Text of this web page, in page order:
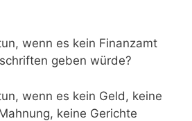
wenn es kein Finanzamt
geben würde?
wenn es kein Geld, keine
keine Gerichte